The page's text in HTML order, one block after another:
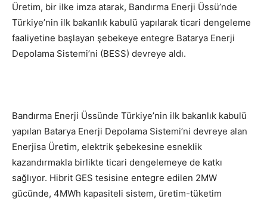
Üretim, bir ilke imza atarak, Bandırma Enerji Üssü’nde
Türkiye’nin ilk bakanlık kabulü yapılarak ticari dengeleme
faaliyetine başlayan şebekeye entegre Batarya Enerji
Depolama Sistemi’ni (BESS) devreye aldı.
Bandırma Enerji Üssünde Türkiye’nin ilk bakanlık kabulü
yapılan Batarya Enerji Depolama Sistemi’ni devreye alan
Enerjisa Üretim, elektrik şebekesine esneklik
kazandırmakla birlikte ticari dengelemeye de katkı
sağlıyor. Hibrit GES tesisine entegre edilen 2MW
gücünde, 4MWh kapasiteli sistem, üretim-tüketim